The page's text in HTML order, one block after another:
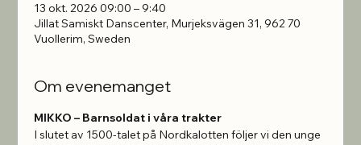
13 okt. 2026 09:00 – 9:40
Jillat Samiskt Danscenter, Murjeksvägen 31, 962 70
Vuollerim, Sweden
Om evenemanget
MIKKO – Barnsoldat i våra trakter
I slutet av 1500-talet på Nordkalotten följer vi den unge